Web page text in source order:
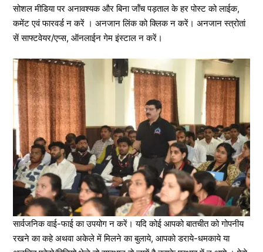
सोशल मीडिया पर अनावश्यक और बिना जॉंच पड़ताल के हर पोस्ट को लाईक,
कमेंट एवं फारवर्ड न करें । अनजान लिंक को क्लिक न करें। अनजान स्त्रोतां
सें साफ्टवेयर/एप्स, ऑनलाईन गेम इंस्टाल न करें।
सार्वजनिक वाई-फाई का उपयोग न करें। यदि कोई आपको बातचीत को गोपनीय
रखने का कहे अथवा अकेले में मिलने का बुलाये, आपको डराये-धमकाये या